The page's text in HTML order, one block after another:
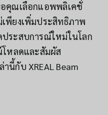
อคุณเลือกแอพพลิเคชั่
พียงเพิ่มประสิทธิภาพ
ประสบการณ์ใหม่ในโลก
โหลดและสัมผัส
นี้กับ XREAL Beam